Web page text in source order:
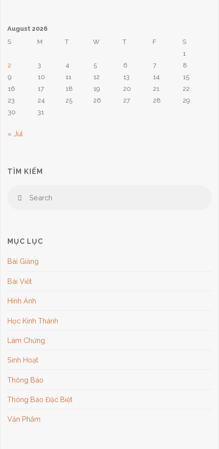
Thượng
August 2026
S
M T W T F
S
1
2
3 4 5 6 7
8
9
10 11 12 13 14
15
16
17 18 19 20 21
22
23
24 25 26 27 28
29
30
31
« Jul
TÌM KIẾM
Search
MỤC LỤC
Bài Giảng
Bài Viết
Hình Ảnh
Học Kinh Thánh
Làm Chứng
Sinh Hoạt
Thông Báo
Thông Báo Đặc Biệt
Văn Phẩm